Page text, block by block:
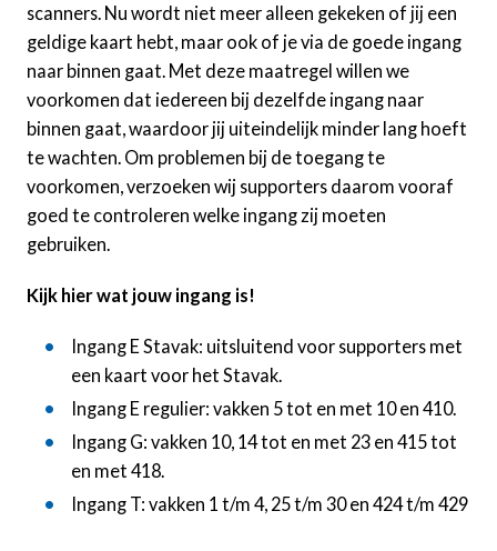
scanners. Nu wordt niet meer alleen gekeken of jij een
geldige kaart hebt, maar ook of je via de goede ingang
naar binnen gaat. Met deze maatregel willen we
voorkomen dat iedereen bij dezelfde ingang naar
binnen gaat, waardoor jij uiteindelijk minder lang hoeft
te wachten. Om problemen bij de toegang te
voorkomen, verzoeken wij supporters daarom vooraf
goed te controleren welke ingang zij moeten
gebruiken.
Kijk hier wat jouw ingang is!
Ingang E Stavak: uitsluitend voor supporters met
een kaart voor het Stavak.
Ingang E regulier: vakken 5 tot en met 10 en 410.
Ingang G: vakken 10, 14 tot en met 23 en 415 tot
en met 418.
Ingang T: vakken 1 t/m 4, 25 t/m 30 en 424 t/m 429